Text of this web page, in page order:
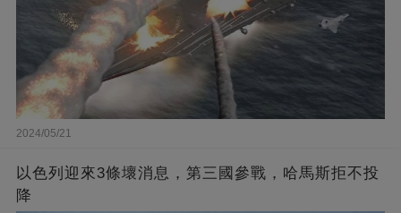
2024/05/21
以色列迎來3條壞消息，第三國參戰，哈馬斯拒不投
降